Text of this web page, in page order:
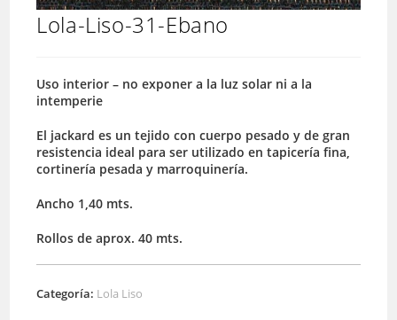
Lola-Liso-31-Ebano
Uso interior – no exponer a la luz solar ni a la
intemperie
El jackard es un tejido con cuerpo pesado y de gran
resistencia ideal para ser utilizado en tapicería fina,
cortinería pesada y marroquinería.
Ancho 1,40 mts.
Rollos de aprox. 40 mts.
Categoría: Lola Liso